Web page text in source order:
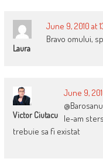
Laura
June 9, 2010 at
Bravo omului,
Victor Ciutacu
June 9,
le-am
trebuie sa fi existat